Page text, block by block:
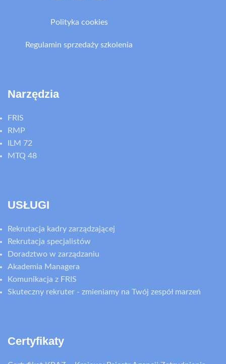
Polityka cookies
Regulamin sprzedaży szkolenia
Narzędzia
FRIS
RMP
ILM 72
MTQ 48
USŁUGI
Rekrutacja kadry zarządzającej
Rekrutacja specjalistów
Doradztwo w zarządzaniu
Akademia Managera
Komunikacja z FRIS
Skuteczny rekruter - zmieniamy na Twój zespół marzeń
Certyfikaty